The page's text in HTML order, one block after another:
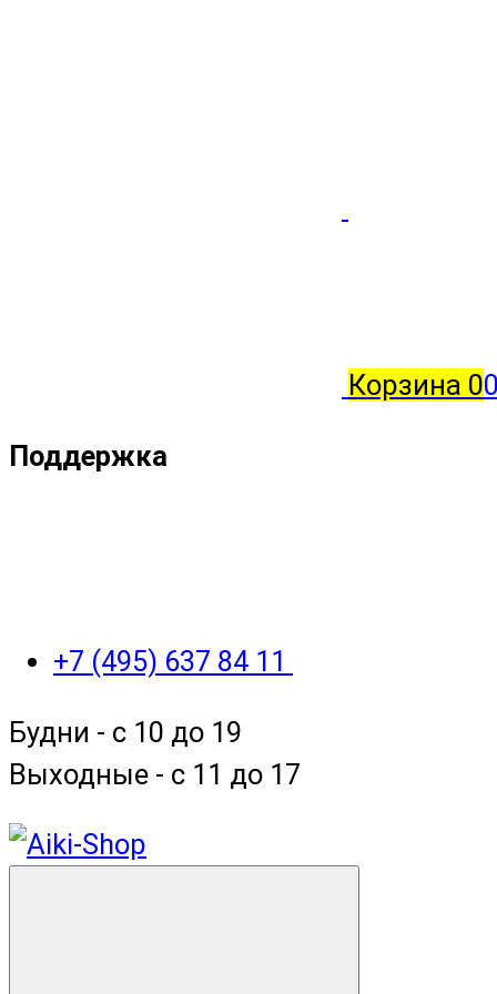
Корзина 0
Поддержка
+7 (495) 637 84 11
Будни - с 10 до 19
Выходные - c 11 до 17